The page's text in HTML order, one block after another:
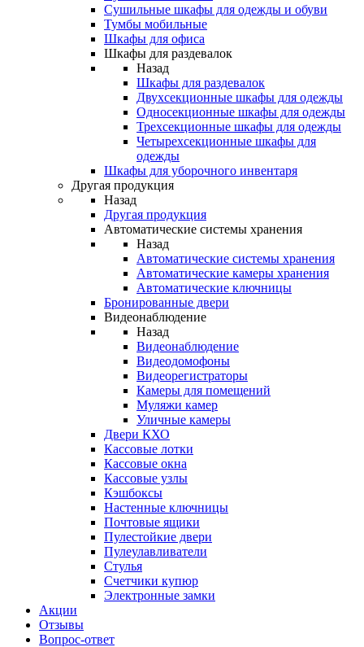
Сушильные шкафы для одежды и обуви
Тумбы мобильные
Шкафы для офиса
Шкафы для раздевалок
Назад
Шкафы для раздевалок
Двухсекционные шкафы для одежды
Односекционные шкафы для одежды
Трехсекционные шкафы для одежды
Четырехсекционные шкафы для
одежды
Шкафы для уборочного инвентаря
Другая продукция
Назад
Другая продукция
Автоматические системы хранения
Назад
Автоматические системы хранения
Автоматические камеры хранения
Автоматические ключницы
Бронированные двери
Видеонаблюдение
Назад
Видеонаблюдение
Видеодомофоны
Видеорегистраторы
Камеры для помещений
Муляжи камер
Уличные камеры
Двери КХО
Кассовые лотки
Кассовые окна
Кассовые узлы
Кэшбоксы
Настенные ключницы
Почтовые ящики
Пулестойкие двери
Пулеулавливатели
Стулья
Счетчики купюр
Электронные замки
Акции
Отзывы
Вопрос-ответ